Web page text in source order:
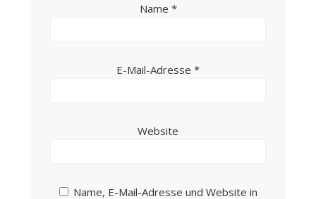
Name *
E-Mail-Adresse *
Website
Name, E-Mail-Adresse und Website in